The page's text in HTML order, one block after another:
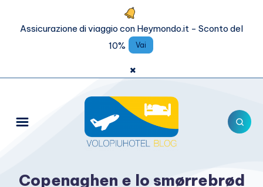
Assicurazione di viaggio con Heymondo.it - Sconto del
10%
Vai
×
Copenaghen e lo smørrebrød